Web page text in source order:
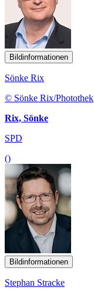
Bildinformationen
Sönke Rix
© Sönke Rix/Photothek
Rix, Sönke
SPD
()
Bildinformationen
Stephan Stracke